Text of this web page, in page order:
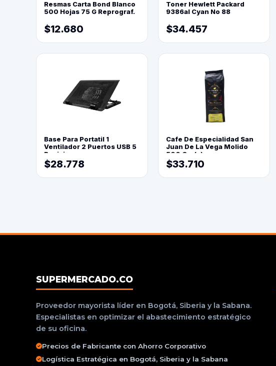
Resmas Carta Bond Blanco
500 Hojas 75 G Reprograf.
$12.680
Toner Hewlett Packard
9386al Cyan No 88
$34.457
Base Para Portatil 1
Ventilador 2 Puertos USB 5
Posiciones
$28.778
Cafe De Especialidad San
Juan De La Vega Molido
500 Grs(=)
$33.710
SUPERMERCADO.CO
Proveedor mayorista líder en Bogotá, Siberia y la Sabana.
Especialistas en optimizar el abastecimiento estratégico
de su oficina.
Precios de Fabricante con Ahorro Corporativo
Logística Estratégica en Bogotá, Siberia y la Sabana